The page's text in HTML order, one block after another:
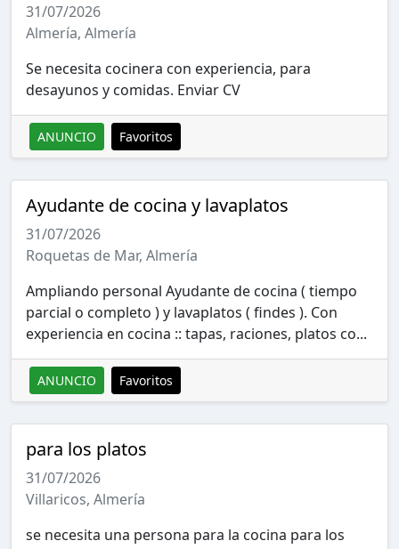
31/07/2026
Almería, Almería
Se necesita cocinera con experiencia, para
desayunos y comidas. Enviar CV
ANUNCIO Favoritos
Ayudante de cocina y lavaplatos
31/07/2026
Roquetas de Mar, Almería
Ampliando personal Ayudante de cocina ( tiempo
parcial o completo ) y lavaplatos ( findes ). Con
experiencia en cocina :: tapas, raciones, platos co...
ANUNCIO Favoritos
para los platos
31/07/2026
Villaricos, Almería
se necesita una persona para la cocina para los